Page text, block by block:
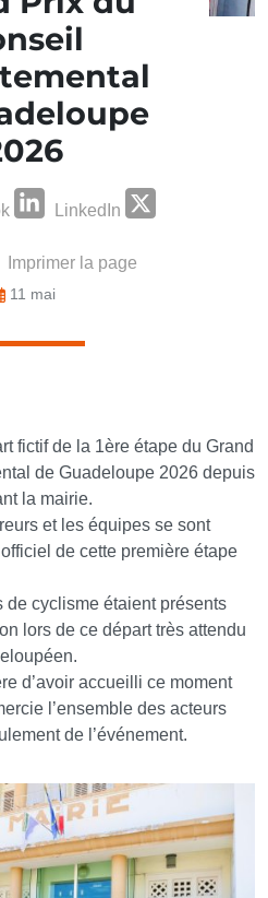
LinkedIn
Imprimer la page
11 mai
fictif de la 1ère étape du Grand
de Guadeloupe 2026 depuis
la mairie.
et les équipes se sont
de cette première étape
de cyclisme étaient présents
lors de ce départ très attendu
d’avoir accueilli ce moment
l’ensemble des acteurs
de l’événement.